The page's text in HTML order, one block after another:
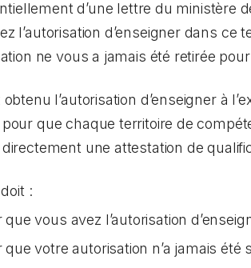
d’une lettre du ministère
l’autorisation d’enseigner dans
ne vous a jamais été retirée
obtenu l’autorisation d’enseigner à
que chaque territoire de
une attestation de
:
vous avez l’autorisation
votre autorisation n’a jamais